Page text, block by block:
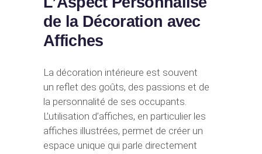
de la Décoration avec
Affiches
La décoration intérieure est souvent
un reflet des goûts, des passions et de
la personnalité de ses occupants.
L’utilisation d’affiches, en particulier les
affiches illustrées, permet de créer un
espace unique qui parle directement